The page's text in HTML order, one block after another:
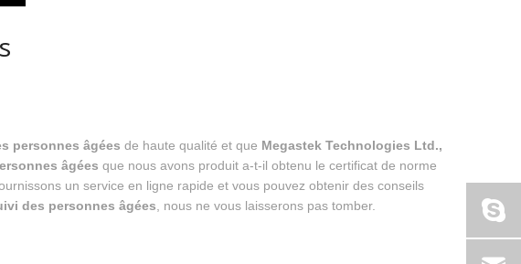
personnes âgées de haute qualité et que Megastek Technologies Ltd.,
âgées que nous avons produit a-t-il obtenu le certificat de norme
un service en ligne rapide et vous pouvez obtenir des conseils
des personnes âgées , nous ne vous laisserons pas tomber.